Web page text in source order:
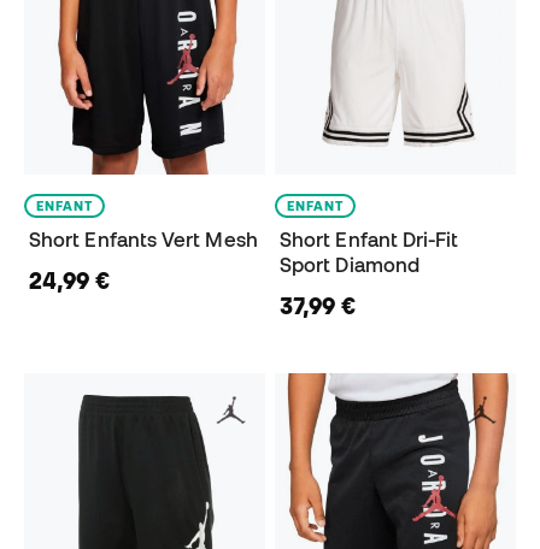
ENFANT
Short Enfants Vert Mesh
24,99 €
ENFANT
Short Enfant Dri-Fit
Sport Diamond
37,99 €